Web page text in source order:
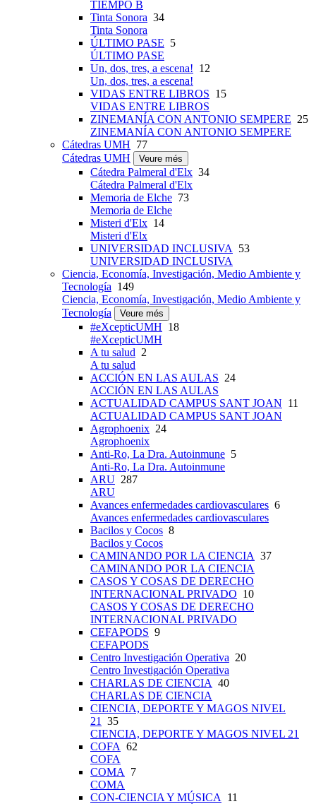
TIEMPO B
Tinta Sonora 34
Tinta Sonora
ÚLTIMO PASE 5
ÚLTIMO PASE
Un, dos, tres, a escena! 12
Un, dos, tres, a escena!
VIDAS ENTRE LIBROS 15
VIDAS ENTRE LIBROS
ZINEMANÍA CON ANTONIO SEMPERE 25
ZINEMANÍA CON ANTONIO SEMPERE
Cátedras UMH 77
Cátedras UMH
Veure més
Cátedra Palmeral d'Elx 34
Cátedra Palmeral d'Elx
Memoria de Elche 73
Memoria de Elche
Misteri d'Elx 14
Misteri d'Elx
UNIVERSIDAD INCLUSIVA
53
UNIVERSIDAD INCLUSIVA
Ciencia, Economía, Investigación, Medio Ambiente y
Tecnología 149
Ciencia, Economía, Investigación, Medio Ambiente y
Tecnología
Veure més
#eXcepticUMH 18
#eXcepticUMH
A tu salud 2
A tu salud
ACCIÓN EN LAS AULAS 24
ACCIÓN EN LAS AULAS
ACTUALIDAD CAMPUS SANT JOAN 11
ACTUALIDAD CAMPUS SANT JOAN
Agrophoenix 24
Agrophoenix
Anti-Ro, La Dra. Autoinmune 5
Anti-Ro, La Dra. Autoinmune
ARU 287
ARU
Avances enfermedades cardiovasculares 6
Avances enfermedades cardiovasculares
Bacilos y Cocos 8
Bacilos y Cocos
CAMINANDO POR LA CIENCIA 37
CAMINANDO POR LA CIENCIA
CASOS Y COSAS DE DERECHO
INTERNACIONAL PRIVADO 10
CASOS Y COSAS DE DERECHO
INTERNACIONAL PRIVADO
CEFAPODS 9
CEFAPODS
Centro Investigación Operativa 20
Centro Investigación Operativa
CHARLAS DE CIENCIA 40
CHARLAS DE CIENCIA
CIENCIA, DEPORTE Y MAGOS NIVEL
21
35
CIENCIA, DEPORTE Y MAGOS NIVEL 21
COFA 62
COFA
COMA
7
COMA
CON-CIENCIA Y MÚSICA
11